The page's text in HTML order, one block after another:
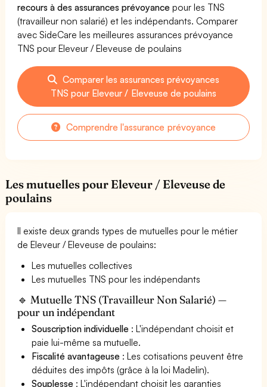
recours à des assurances prévoyance pour les TNS
(travailleur non salarié) et les indépendants. Comparer
avec SideCare les meilleures assurances prévoyance
TNS pour Eleveur / Eleveuse de poulains
Comparer les assurances prévoyances
TNS pour Eleveur / Eleveuse de poulains
Comprendre l'assurance prévoyance
Les mutuelles pour Eleveur / Eleveuse de
poulains
Il existe deux grands types de mutuelles pour le métier
de Eleveur / Eleveuse de poulains:
Les mutuelles collectives
Les mutuelles TNS pour les indépendants
🔹 Mutuelle TNS (Travailleur Non Salarié) —
pour un indépendant
Souscription individuelle : L'indépendant choisit et
paie lui-même sa mutuelle.
Fiscalité avantageuse : Les cotisations peuvent être
déduites des impôts (grâce à la loi Madelin).
Souplesse : L'indépendant choisit les garanties